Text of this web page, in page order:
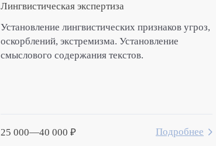
Лингвистическая экспертиза
Установление лингвистических признаков угроз,
оскорблений, экстремизма. Установление
смыслового содержания текстов.
25 000—40 000 ₽ Подробнее